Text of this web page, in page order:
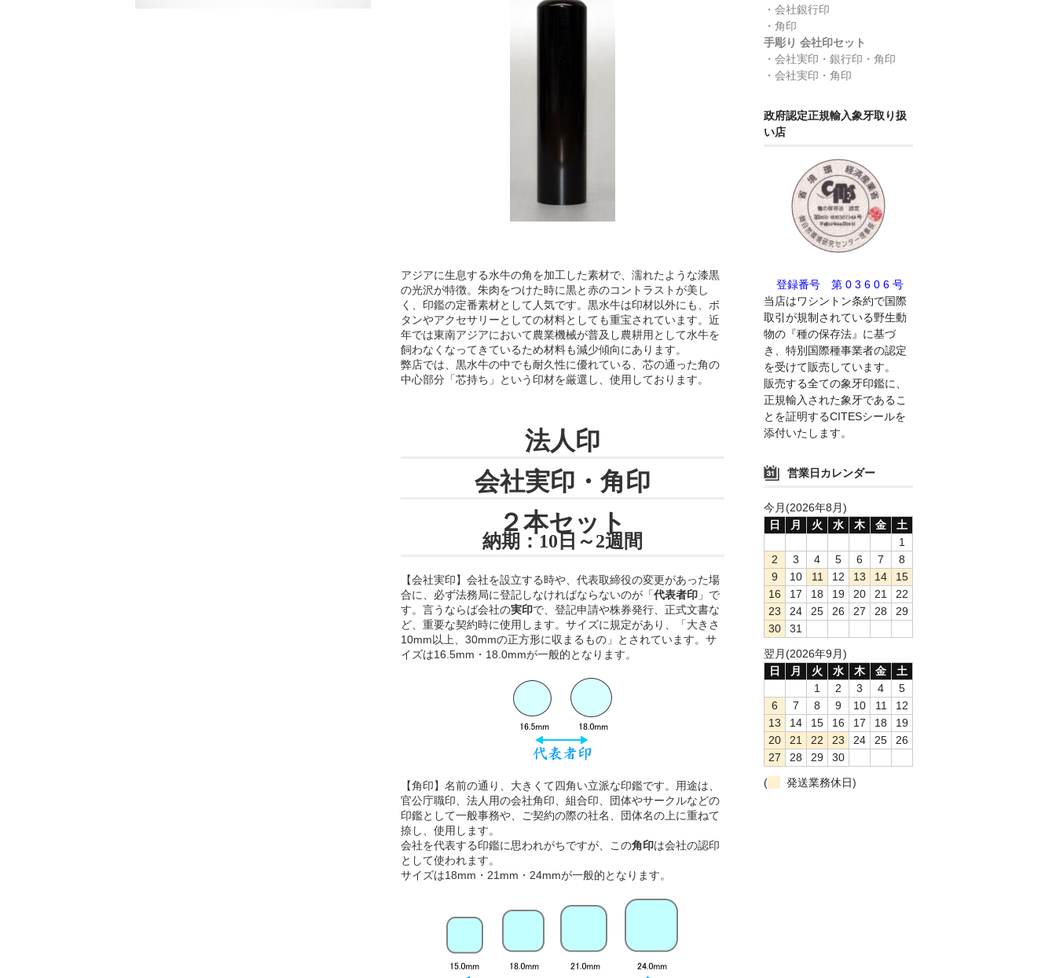
アジアに生息する水牛の角を加工した素材で、濡れたような漆黒
の光沢が特徴。朱肉をつけた時に黒と赤のコントラストが美し
く、印鑑の定番素材として人気です。黒水牛は印材以外にも、ボ
タンやアクセサリーとしての材料としても重宝されています。近
年では東南アジアにおいて農業機械が普及し農耕用として水牛を
飼わなくなってきているため材料も減少傾向にあります。
弊店では、黒水牛の中でも耐久性に優れている、芯の通った角の
中心部分「芯持ち」という印材を厳選し、使用しております。
法人印
会社実印・角印
２本セット
納期：10日～2週間
【会社実印】会社を設立する時や、代表取締役の変更があった場
合に、必ず法務局に登記しなければならないのが「代表者印」で
す。言うならば会社の実印で、登記申請や株券発行、正式文書な
ど、重要な契約時に使用します。サイズに規定があり、「大きさ
10mm以上、30mmの正方形に収まるもの」とされています。サ
イズは16.5mm・18.0mmが一般的となります。
【角印】名前の通り、大きくて四角い立派な印鑑です。用途は、
官公庁職印、法人用の会社角印、組合印、団体やサークルなどの
印鑑として一般事務や、ご契約の際の社名、団体名の上に重ねて
捺し、使用します。
会社を代表する印鑑に思われがちですが、この角印は会社の認印
として使われます。
サイズは18mm・21mm・24mmが一般的となります。
・会社銀行印
・角印
手彫り 会社印セット
・会社実印・銀行印・角印
・会社実印・角印
政府認定正規輸入象牙取り扱
い店
登録番号 第 0 3 6 0 6 号
当店はワシントン条約で国際
取引が規制されている野生動
物の『種の保存法』に基づ
き、特別国際種事業者の認定
を受けて販売しています。
販売する全ての象牙印鑑に、
正規輸入された象牙であるこ
とを証明するCITESシールを
添付いたします。
営業日カレンダー
今月(2026年8月)
日
月 火 水 木 金
土
1
2
3 4 5 6 7
8
9
10 11 12 13 14
15
16
17 18 19 20 21
22
23
24 25 26 27 28
29
30
31
翌月(2026年9月)
日
月 火 水 木 金
土
1
2 3 4
5
6
7 8 9 10 11
12
13
14 15 16 17 18
19
20
21 22 23 24 25
26
27
28 29
30
(
発送業務休日)